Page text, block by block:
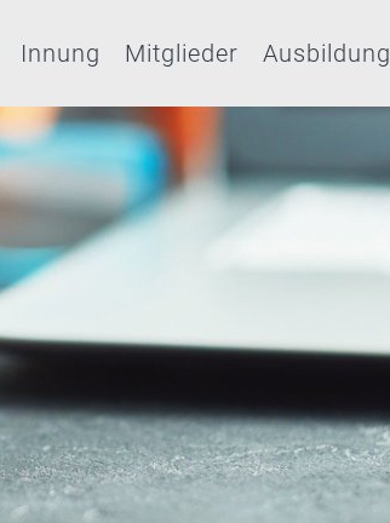
Innung Mitglieder Ausbildung